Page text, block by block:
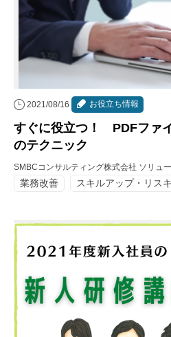
2021/08/16 お役立ち情報
すぐに役立つ！ PDFファ
のテクニック
SMBCコンサルティング株式会社 ソリュ
業務改善 スキルアップ・リス